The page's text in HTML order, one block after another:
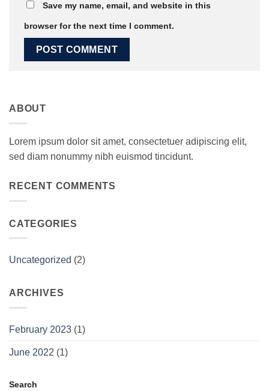
Save my name, email, and website in this
browser for the next time I comment.
ABOUT
Lorem ipsum dolor sit amet, consectetuer adipiscing elit,
sed diam nonummy nibh euismod tincidunt.
RECENT COMMENTS
CATEGORIES
Uncategorized (2)
ARCHIVES
February 2023 (1)
June 2022 (1)
Search